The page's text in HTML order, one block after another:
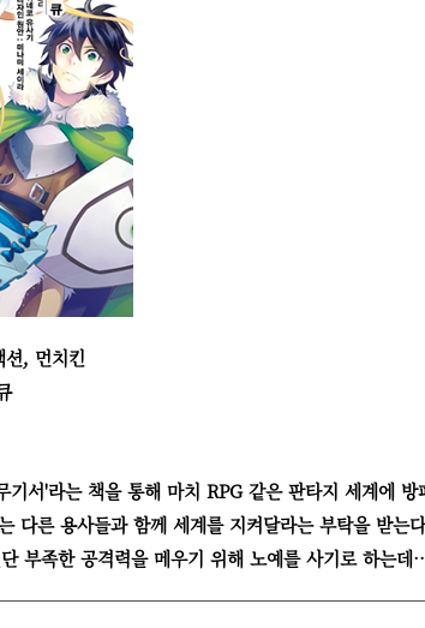
, 먼치킨
서'라는 책을 통해 마치 RPG 같은 판타지 세계에 방
다른 용사들과 함께 세계를 지켜달라는 부탁을 받는
부족한 공격력을 메우기 위해 노예를 사기로 하는데